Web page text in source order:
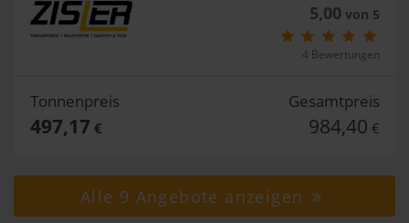
5,00 von 5
4 Bewertungen
Tonnenpreis
497,17 €
Gesamtpreis
984,40 €
Alle 9 Angebote anzeigen